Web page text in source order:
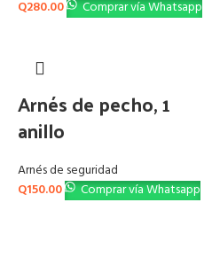
Q280.00 Comprar vía Whatsapp
Arnés de pecho, 1
anillo
Arnés de seguridad
Q150.00 Comprar vía Whatsapp